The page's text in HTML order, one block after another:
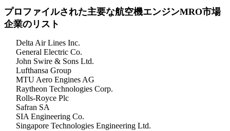
プロファイルされた主要な航空機エンジンMRO市場
企業のリスト
Delta Air Lines Inc.
General Electric Co.
John Swire & Sons Ltd.
Lufthansa Group
MTU Aero Engines AG
Raytheon Technologies Corp.
Rolls-Royce Plc
Safran SA
SIA Engineering Co.
Singapore Technologies Engineering Ltd.